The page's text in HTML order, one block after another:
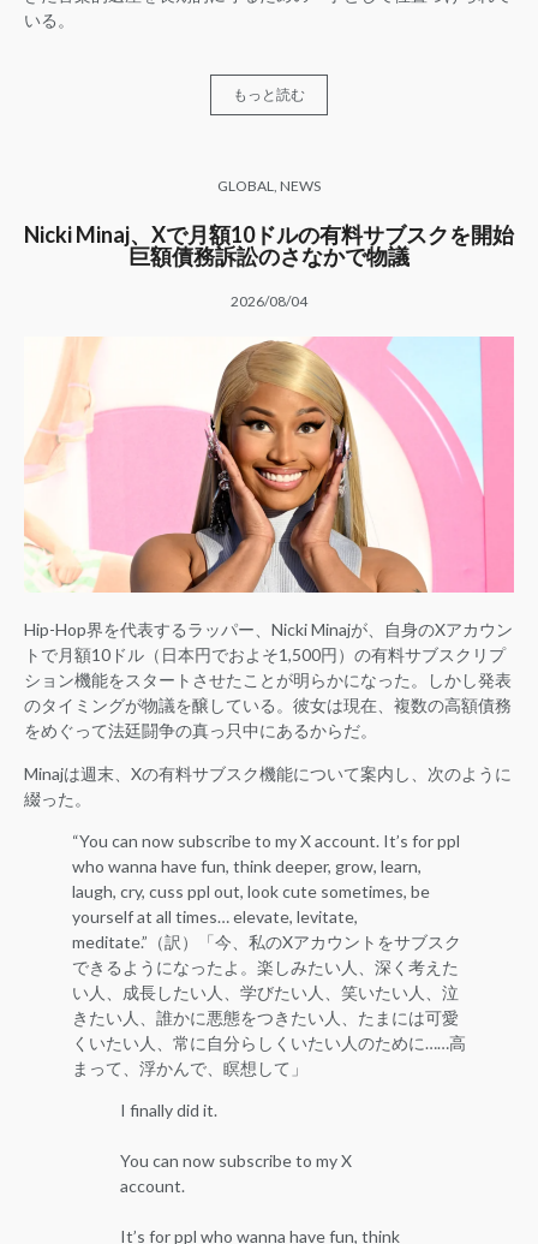
いる。
もっと読む
GLOBAL NEWS
Nicki Minaj、Xで月額10ドルの有料サブスクを開始
巨額債務訴訟のさなかで物議
2026/08/04
Hip-Hop界を代表するラッパー、Nicki Minajが、自身のXアカウン
トで月額10ドル（日本円でおよそ1,500円）の有料サブスクリプ
ション機能をスタートさせたことが明らかになった。しかし発表
のタイミングが物議を醸している。彼女は現在、複数の高額債務
をめぐって法廷闘争の真っ只中にあるからだ。
Minajは週末、Xの有料サブスク機能について案内し、次のように
綴った。
“You can now subscribe to my X account. It’s for ppl
who wanna have fun, think deeper, grow, learn,
laugh, cry, cuss ppl out, look cute sometimes, be
yourself at all times… elevate, levitate,
meditate.”（訳）「今、私のXアカウントをサブスク
できるようになったよ。楽しみたい人、深く考えた
い人、成長したい人、学びたい人、笑いたい人、泣
きたい人、誰かに悪態をつきたい人、たまには可愛
くいたい人、常に自分らしくいたい人のために……高
まって、浮かんで、瞑想して」
I finally did it.
You can now subscribe to my X
account.
It’s for ppl who wanna have fun, think